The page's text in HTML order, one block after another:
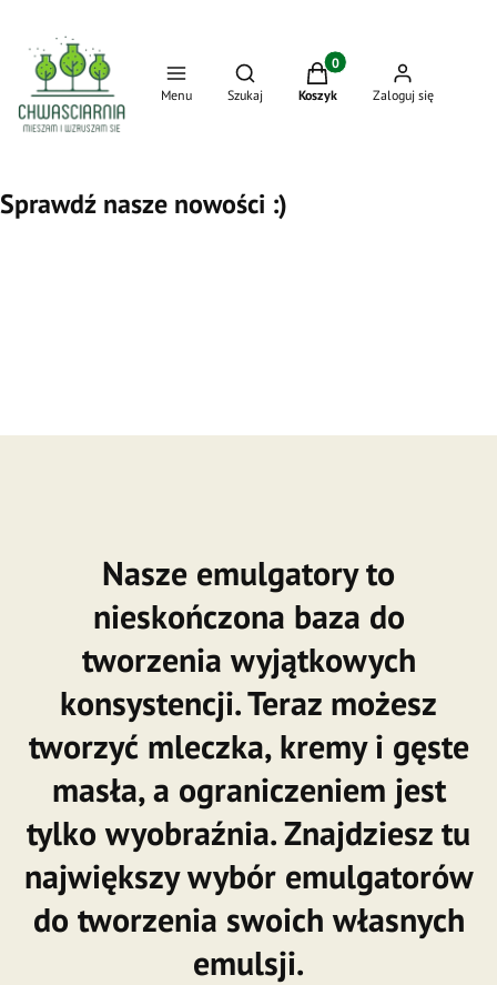
Menu
Otwórz wyszukiwarkę
Szukaj
Produkty w koszyku: 0.
Koszyk Zaloguj się
Sprawdź nasze nowości :)
Nasze emulgatory to
nieskończona baza do
tworzenia wyjątkowych
konsystencji. Teraz możesz
tworzyć mleczka, kremy i gęste
masła, a ograniczeniem jest
tylko wyobraźnia. Znajdziesz tu
największy wybór emulgatorów
do tworzenia swoich własnych
emulsji.